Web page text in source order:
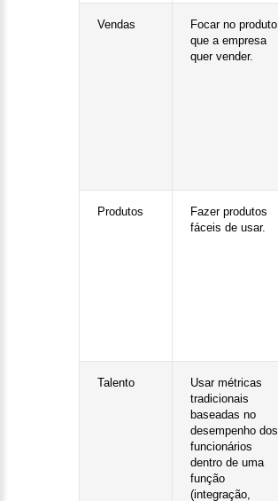
Vendas
Focar no produto
que a empresa
quer vender.
Produtos
Fazer produtos
fáceis de usar.
Talento
Usar métricas
tradicionais
baseadas no
desempenho dos
funcionários
dentro de uma
função
(integração,